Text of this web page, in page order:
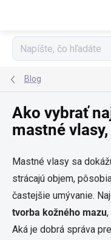
Blog
Ako vybrať
mastné
Mastné vlasy sa
strácajú objem,
častejšie umývanie.
tvorba kožného mazu
Aká je dobrá správa